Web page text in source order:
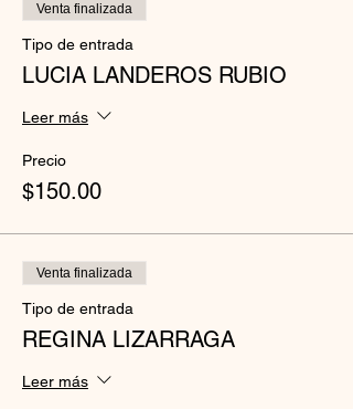
Venta finalizada
Tipo de entrada
LUCIA LANDEROS RUBIO
Leer más
Precio
$150.00
Venta finalizada
Tipo de entrada
REGINA LIZARRAGA
Leer más